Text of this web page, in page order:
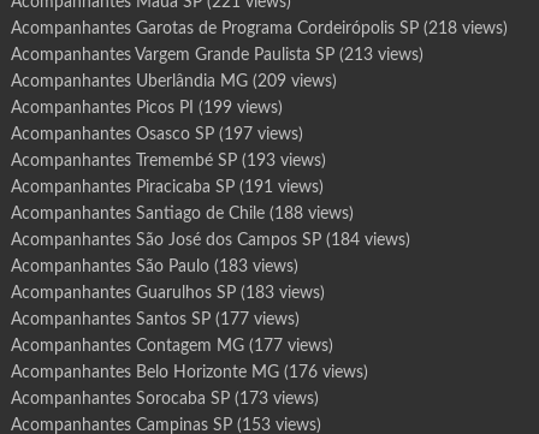
Acompanhantes Garotas de Programa Cordeirópolis SP(218 views)
Acompanhantes Vargem Grande Paulista SP(213 views)
Acompanhantes Uberlândia MG(209 views)
Acompanhantes Picos PI (199 views)
Acompanhantes Osasco SP(197 views)
Acompanhantes Tremembé SP(193 views)
Acompanhantes Piracicaba SP(191 views)
Acompanhantes Santiago de Chile(188 views)
Acompanhantes São José dos Campos SP(184 views)
Acompanhantes São Paulo(183 views)
Acompanhantes Guarulhos SP(183 views)
Acompanhantes Santos SP(177 views)
Acompanhantes Contagem MG(177 views)
Acompanhantes Belo Horizonte MG(176 views)
Acompanhantes Sorocaba SP(173 views)
Acompanhantes Campinas SP(153 views)